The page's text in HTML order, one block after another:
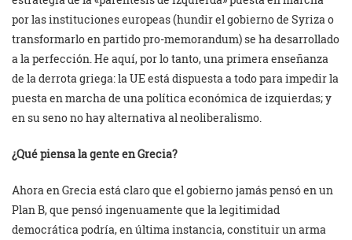
por las instituciones europeas (hundir el gobierno de Syriza o
transformarlo en partido pro-memorandum) se ha desarrollado
a la perfección. He aquí, por lo tanto, una primera enseñanza
de la derrota griega: la UE está dispuesta a todo para impedir la
puesta en marcha de una política económica de izquierdas; y
en su seno no hay alternativa al neoliberalismo.
¿Qué piensa la gente en Grecia?
Ahora en Grecia está claro que el gobierno jamás pensó en un
Plan B, que pensó ingenuamente que la legitimidad
democrática podría, en última instancia, constituir un arma